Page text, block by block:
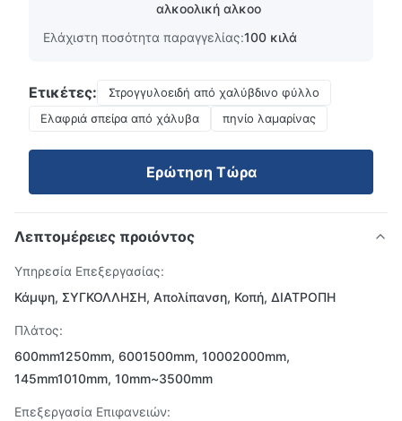
αλκοολική αλκοο
Ελάχιστη ποσότητα παραγγελίας:100 κιλά
Ετικέτες:
Στρογγυλοειδή από χαλύβδινο φύλλο
Ελαφριά σπείρα από χάλυβα
πηνίο λαμαρίνας
Ερώτηση Τώρα
Λεπτομέρειες προιόντος
Υπηρεσία Επεξεργασίας:
Κάμψη, ΣΥΓΚΟΛΛΗΣΗ, Απολίπανση, Κοπή, ΔΙΑΤΡΟΠΗ
Πλάτος:
600mm1250mm, 6001500mm, 10002000mm,
145mm1010mm, 10mm~3500mm
Επεξεργασία Επιφανειών: